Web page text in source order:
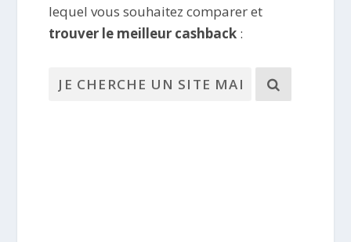
lequel vous souhaitez comparer et
trouver le meilleur cashback :